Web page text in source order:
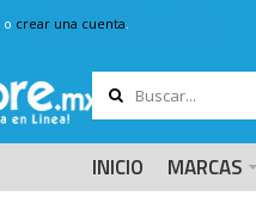
o crear una cuenta.
INICIO MARCAS